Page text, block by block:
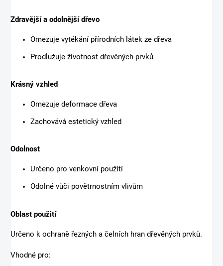
Zdravější a odolnější dřevo
Omezuje vytékání přírodních látek ze dřeva
Prodlužuje životnost dřevěných prvků
Krásný vzhled
Omezuje deformace dřeva
Zachovává estetický vzhled
Odolnost
Určeno pro venkovní použití
Odolné vůči povětrnostním vlivům
Oblast použití
Určeno k ochraně řezných a čelních hran dřevěných prvků.
Vhodné pro: